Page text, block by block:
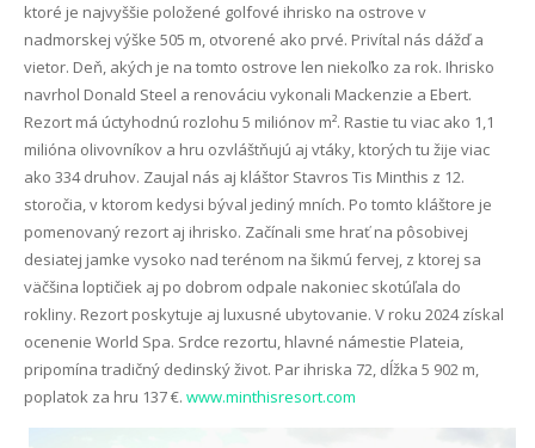
ktoré je najvyššie položené golfové ihrisko na ostrove v
nadmorskej výške 505 m, otvorené ako prvé. Privítal nás dážď a
vietor. Deň, akých je na tomto ostrove len niekoľko za rok. Ihrisko
navrhol Donald Steel a renováciu vykonali Mackenzie a Ebert.
Rezort má úctyhodnú rozlohu 5 miliónov m². Rastie tu viac ako 1,1
milióna olivovníkov a hru ozvláštňujú aj vtáky, ktorých tu žije viac
ako 334 druhov. Zaujal nás aj kláštor Stavros Tis Minthis z 12.
storočia, v ktorom kedysi býval jediný mních. Po tomto kláštore je
pomenovaný rezort aj ihrisko. Začínali sme hrať na pôsobivej
desiatej jamke vysoko nad terénom na šikmú fervej, z ktorej sa
väčšina loptičiek aj po dobrom odpale nakoniec skotúľala do
rokliny. Rezort poskytuje aj luxusné ubytovanie. V roku 2024 získal
ocenenie World Spa. Srdce rezortu, hlavné námestie Plateia,
pripomína tradičný dedinský život. Par ihriska 72, dĺžka 5 902 m,
poplatok za hru 137 €. www.minthisresort.com